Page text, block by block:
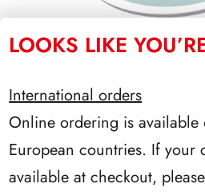
LOOKS LIKE
International orders
Online ordering is available
European countries. If your
available at checkout,